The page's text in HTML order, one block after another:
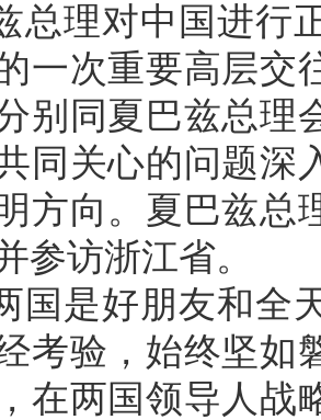
总理对中国进行
一次重要高层交
别同夏巴兹总理
同关心的问题深
方向。夏巴兹总
参访浙江省。
国是好朋友和全
考验，始终坚如
在两国领导人战